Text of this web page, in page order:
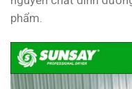
phẩm.